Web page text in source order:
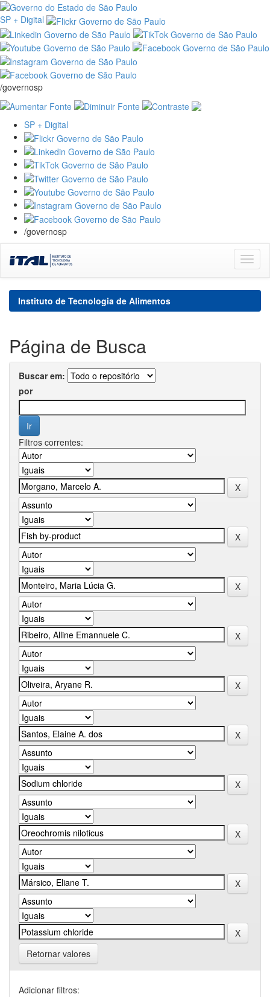
SP + Digital
/governosp
SP + Digital
/governosp
navigation
Instituto de Tecnologia de Alimentos
Página de Busca
Buscar em:
por
Filtros correntes:
Retornar valores
Adicionar filtros: